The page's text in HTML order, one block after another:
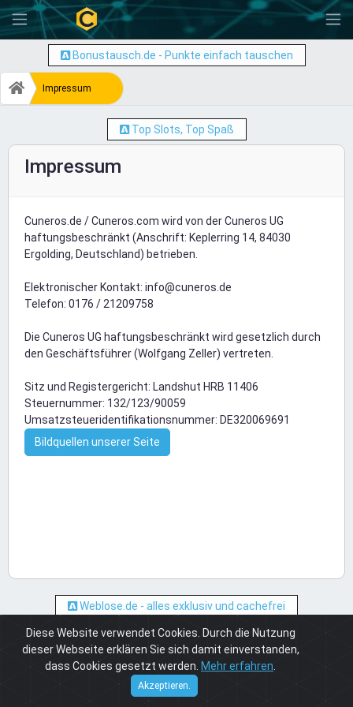
-
Bonustausch.de - Punkte einfach tauschen
Impressum
Top Slots, Top Spaß
Impressum
Cuneros.de / Cuneros.com wird von der Cuneros UG
haftungsbeschränkt (Anschrift: Keplerring 14, 84030
Ergolding, Deutschland) betrieben.
Elektronischer Kontakt: info@cuneros.de
Telefon: 0176 / 21209758
Die Cuneros UG haftungsbeschränkt wird gesetzlich durch
den Geschäftsführer (Wolfgang Zeller) vertreten.
Sitz und Registergericht: Landshut HRB 11406
Steuernummer: 132/123/90059
Umsatzsteueridentifikationsnummer: DE320069691
Bildquellen unserer Seite
Weblose.de - alles exklusiv und cachefrei
Diese Website verwendet Cookies. Durch die Nutzung
dieser Webseite erklären Sie sich damit einverstanden,
dass Cookies gesetzt werden. Mehr erfahren
Akzeptieren.